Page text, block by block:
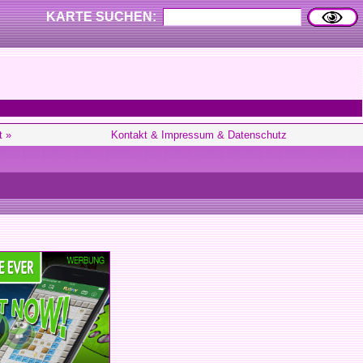
KARTE SUCHEN:
» Kontakt & Impressum & Datenschutz